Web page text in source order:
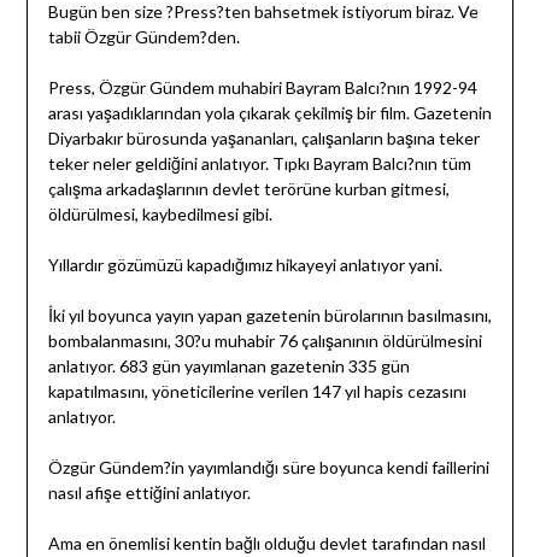
Bugün ben size ?Press?ten bahsetmek istiyorum biraz. Ve
tabii Özgür Gündem?den.
Press, Özgür Gündem muhabiri Bayram Balcı?nın 1992-94
arası yaşadıklarından yola çıkarak çekilmiş bir film. Gazetenin
Diyarbakır bürosunda yaşananları, çalışanların başına teker
teker neler geldiğini anlatıyor. Tıpkı Bayram Balcı?nın tüm
çalışma arkadaşlarının devlet terörüne kurban gitmesi,
öldürülmesi, kaybedilmesi gibi.
Yıllardır gözümüzü kapadığımız hikayeyi anlatıyor yani.
İki yıl boyunca yayın yapan gazetenin bürolarının basılmasını,
bombalanmasını, 30?u muhabir 76 çalışanının öldürülmesini
anlatıyor. 683 gün yayımlanan gazetenin 335 gün
kapatılmasını, yöneticilerine verilen 147 yıl hapis cezasını
anlatıyor.
Özgür Gündem?in yayımlandığı süre boyunca kendi faillerini
nasıl afişe ettiğini anlatıyor.
Ama en önemlisi kentin bağlı olduğu devlet tarafından nasıl